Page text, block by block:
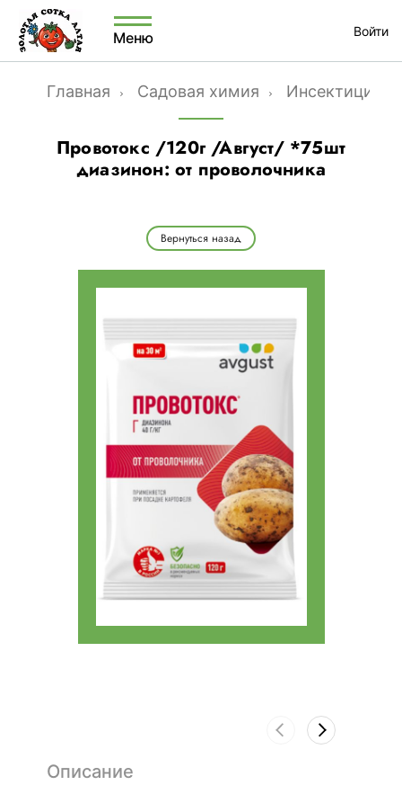
Меню Войти
Главная Садовая химия Инсектициды
Провотокс /120г /Август/ *75шт
диазинон: от проволочника
Вернуться назад
Описание